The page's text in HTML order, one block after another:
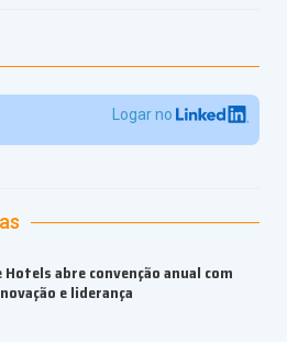
Logar no
Hotels abre convenção anual com
e liderança